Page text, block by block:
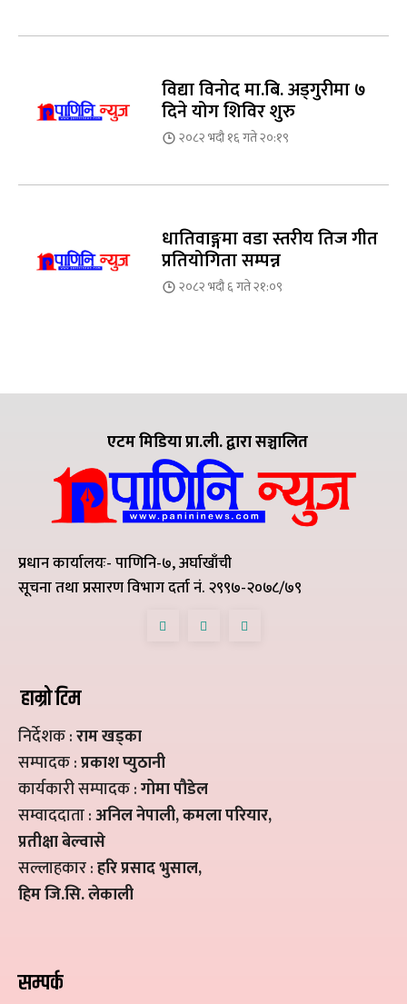
विद्या विनोद मा.बि. अड्गुरीमा ७
दिने योग शिविर शुरु
२०८२ भदौ १६ गते २०:१९
धातिवाङ्गमा वडा स्तरीय तिज गीत
प्रतियोगिता सम्पन्न
२०८२ भदौ ६ गते २१:०९
एटम मिडिया प्रा.ली. द्वारा सञ्चालित
प्रधान कार्यालयः- पाणिनि-७, अर्घाखाँची
सूचना तथा प्रसारण विभाग दर्ता नं. २९९७-२०७८/७९
हाम्रो टिम
निर्देशक :राम खड्का
सम्पादक :प्रकाश प्युठानी
कार्यकारी सम्पादक :गोमा पौडेल
सम्वाददाता :अनिल नेपाली, कमला परियार,
प्रतीक्षा बेल्वासे
सल्लाहकार :हरि प्रसाद भुसाल,
हिम जि.सि. लेकाली
सम्पर्क